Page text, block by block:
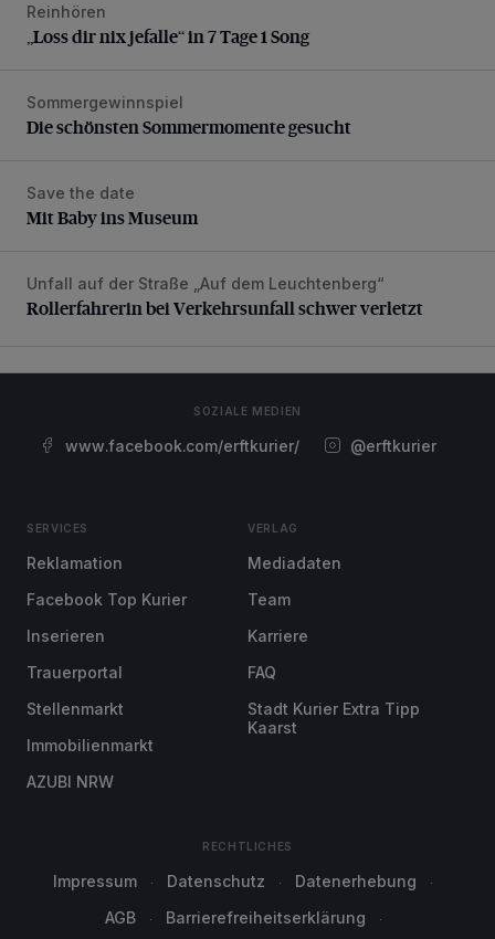
„Loss dir nix jefalle“ in 7 Tage 1 Song
Reinhören
„Loss dir nix jefalle“ in 7 Tage 1 Song
Die schönsten Sommermomente gesucht
Sommergewinnspiel
Die schönsten Sommermomente gesucht
Mit Baby ins Museum
Save the date
Mit Baby ins Museum
Rollerfahrerin bei Verkehrsunfall schwer verletzt
Unfall auf der Straße „Auf dem Leuchtenberg“
Rollerfahrerin bei Verkehrsunfall schwer verletzt
SOZIALE MEDIEN
www.facebook.com/erftkurier/ @erftkurier
SERVICES
Reklamation
Facebook Top Kurier
Inserieren
Trauerportal
Stellenmarkt
Immobilienmarkt
AZUBI NRW
VERLAG
Mediadaten
Team
Karriere
FAQ
Stadt Kurier Extra Tipp
Kaarst
RECHTLICHES
Impressum Datenschutz
Datenerhebung
AGB
Barrierefreiheitserklärung